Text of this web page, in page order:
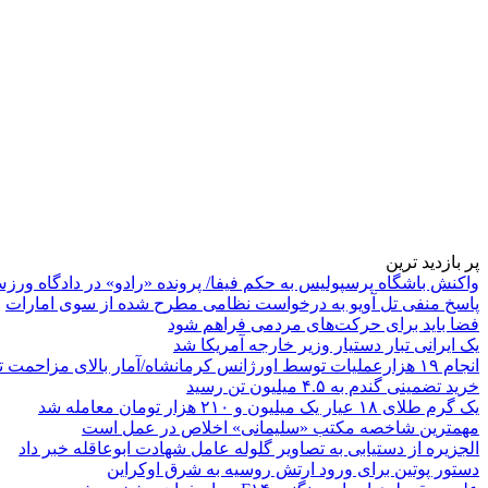
پر بازدید ترین
واکنش باشگاه پرسپولیس به حکم فیفا/ پرونده «رادو» در دادگاه
پاسخ منفی تل آویو به درخواست نظامی مطرح شده از سوی امارات
فضا باید برای حرکت‌های مردمی فراهم شود
یک ایرانی تبار دستیار وزیر خارجه آمریکا شد
انجام ۱۹ هزارعملیات توسط اورژانس کرمانشاه/آمار بالای مزاحمت تلفنی
خرید تضمینی گندم به ۴.۵ میلیون تن رسید
یک گرم طلای ۱۸ عیار یک میلیون و ۲۱۰ هزار تومان معامله شد
مهمترین شاخصه مکتب «سلیمانی» اخلاص در عمل است
الجزیره از دستیابی به تصاویر گلوله عامل شهادت ابوعاقله خبر داد
دستور پوتین برای ورود ارتش روسیه به شرق اوکراین